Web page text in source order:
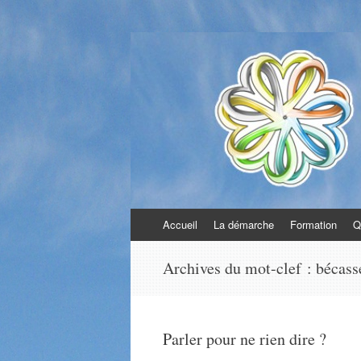
Communication
La communication avec soi, avec autrui
au
Accueil La démarche Formation
Archives du mot-clef :
Parler pour ne rien dire ?